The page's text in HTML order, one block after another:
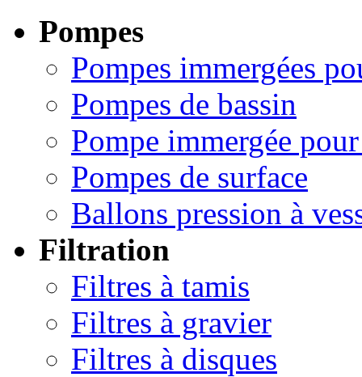
Pompes
Pompes immergées
Pompes de bassin
Pompe immergée
Pompes de surface
Ballons pression à
Filtration
Filtres à tamis
Filtres à gravier
Filtres à disques